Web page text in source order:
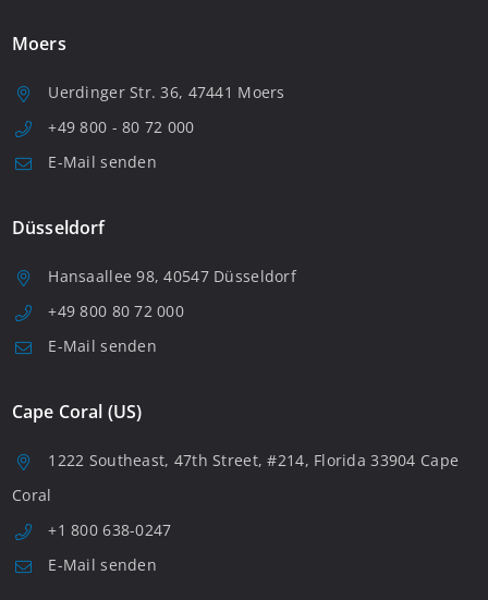
Moers
Uerdinger Str. 36, 47441 Moers
+49 800 - 80 72 000
E-Mail senden
Düsseldorf
Hansaallee 98, 40547 Düsseldorf
+49 800 80 72 000
E-Mail senden
Cape Coral (US)
1222 Southeast, 47th Street, #214, Florida 33904 Cape
Coral
+1 800 638-0247
E-Mail senden